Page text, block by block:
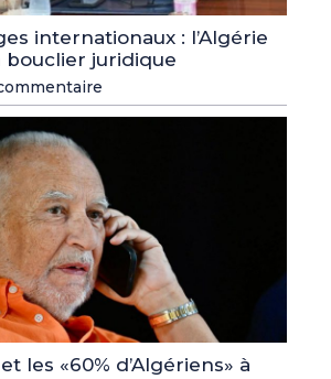
internationaux : l’Algérie
bouclier juridique
les «60% d’Algériens» à